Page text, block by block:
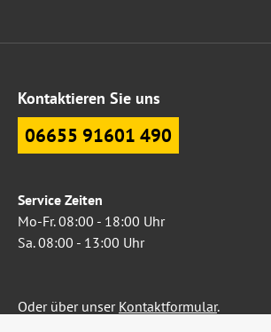
Kontaktieren Sie uns
06655 91601 490
Service Zeiten
Mo-Fr. 08:00 - 18:00 Uhr
Sa. 08:00 - 13:00 Uhr
Oder über unser Kontaktformular.